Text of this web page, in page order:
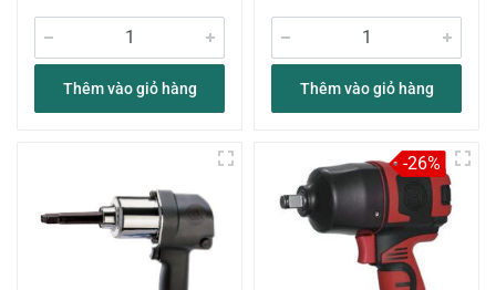
Thêm vào giỏ hàng Thêm vào giỏ hàng
-26%